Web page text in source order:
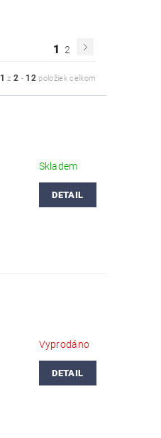
1 2
1 z2 - 12 položiek celkom
Skladem
DETAIL
Vyprodáno
DETAIL